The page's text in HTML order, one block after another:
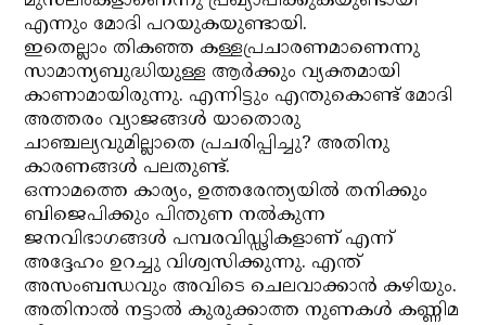
എന്നും മോദി പറയുകയുണ്ടായി.
ഇതെല്ലാം തികഞ്ഞ കള്ളപ്രചാരണമാണെന്നു
സാമാന്യബുദ്ധിയുള്ള ആര്‍ക്കും വ്യക്തമായി
കാണാമായിരുന്നു. എന്നിട്ടും എന്തുകൊണ്ട് മോദി
അത്തരം വ്യാജങ്ങള്‍ യാതൊരു
ചാഞ്ചല്യവുമില്ലാതെ പ്രചരിപ്പിച്ചു? അതിനു
കാരണങ്ങള്‍ പലതുണ്ട്.
ഒന്നാമത്തെ കാര്യം, ഉത്തരേന്ത്യയില്‍ തനിക്കും
ബിജെപിക്കും പിന്തുണ നല്‍കുന്ന
ജനവിഭാഗങ്ങള്‍ പമ്പരവിഡ്ഢികളാണ് എന്ന്
അദ്ദേഹം ഉറച്ചു വിശ്വസിക്കുന്നു. എന്ത്
അസംബന്ധവും അവിടെ ചെലവാക്കാന്‍ കഴിയും.
അതിനാല്‍ നട്ടാല്‍ കുരുക്കാത്ത നുണകള്‍ കണ്ണിമ